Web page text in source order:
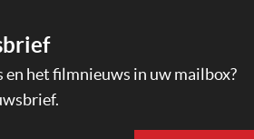
en het filmnieuws in uw mailbox?